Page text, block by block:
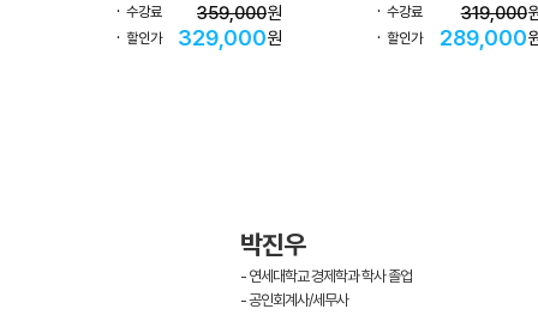
수강료 359,000원
할인가 329,000원
수강료 319,000
할인가 289,000
박진우
- 연세대학교 경제학과 학사 졸업
- 공인회계사/세무사